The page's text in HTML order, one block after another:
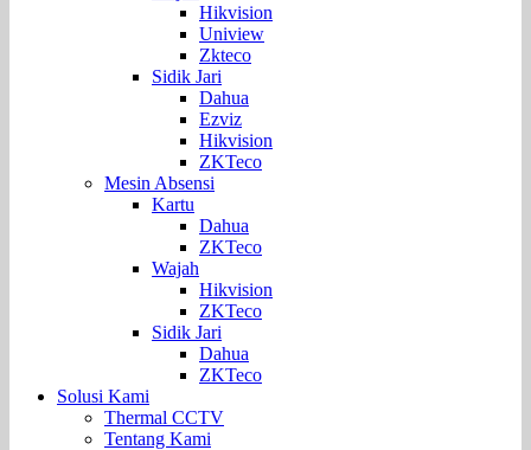
Hikvision
Uniview
Zkteco
Sidik Jari
Dahua
Ezviz
Hikvision
ZKTeco
Mesin Absensi
Kartu
Dahua
ZKTeco
Wajah
Hikvision
ZKTeco
Sidik Jari
Dahua
ZKTeco
Solusi Kami
Thermal CCTV
Tentang Kami